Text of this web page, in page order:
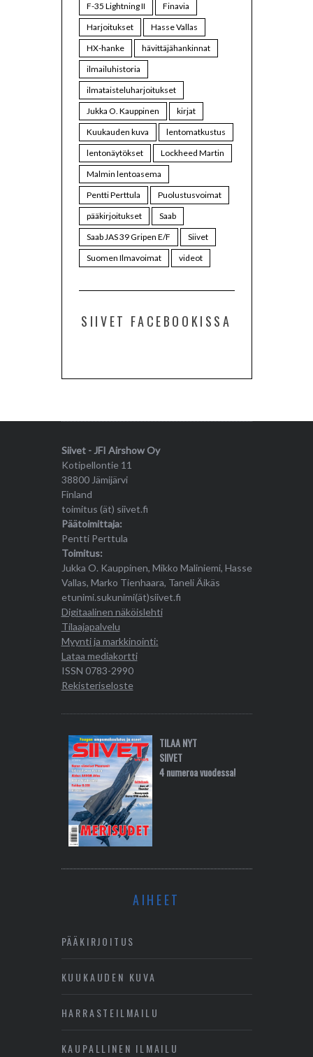
F-35 Lightning II
Finavia
Harjoitukset
Hasse Vallas
HX-hanke
hävittäjähankinnat
ilmailuhistoria
ilmataisteluharjoitukset
Jukka O. Kauppinen
kirjat
Kuukauden kuva
lentomatkustus
lentonäytökset
Lockheed Martin
Malmin lentoasema
Pentti Perttula
Puolustusvoimat
pääkirjoitukset
Saab
Saab JAS 39 Gripen E/F
Siivet
Suomen Ilmavoimat
videot
SIIVET FACEBOOKISSA
Siivet - JFI Airshow Oy
Kotipellontie 11
38800 Jämijärvi
Finland
toimitus (ät) siivet.fi
Päätoimittaja:
Pentti Perttula
Toimitus:
Jukka O. Kauppinen, Mikko Maliniemi, Hasse
Vallas, Marko Tienhaara, Taneli Äikäs
etunimi.sukunimi(ät)siivet.fi
Digitaalinen näköislehti
Tilaajapalvelu
Myynti ja markkinointi:
Lataa mediakortti
ISSN 0783-2990
Rekisteriseloste
TILAA NYT
SIIVET
4 numeroa vuodessa!
AIHEET
PÄÄKIRJOITUS
KUUKAUDEN KUVA
HARRASTEILMAILU
KAUPALLINEN ILMAILU